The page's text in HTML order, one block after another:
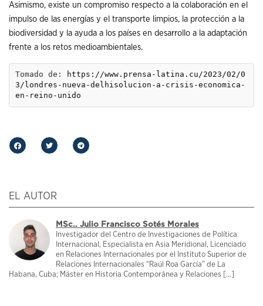
Asimismo, existe un compromiso respecto a la colaboración en el
impulso de las energías y el transporte limpios, la protección a la
biodiversidad y la ayuda a los países en desarrollo a la adaptación
frente a los retos medioambientales.
Tomado de:
https://www.prensa-latina.cu/2023/02/0
3/londres-nueva-delhisolucion-a-crisis-economica-
en-reino-unido
EL AUTOR
MSc.. Julio Francisco Sotés Morales
Investigador del Centro de Investigaciones de Política
Internacional, Especialista en Asia Meridional, Licenciado
en Relaciones Internacionales por el Instituto Superior de
Relaciones Internacionales “Raúl Roa García” de La
Habana, Cuba; Máster en Historia Contemporánea y Relaciones [...]